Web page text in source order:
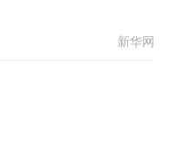
新华网